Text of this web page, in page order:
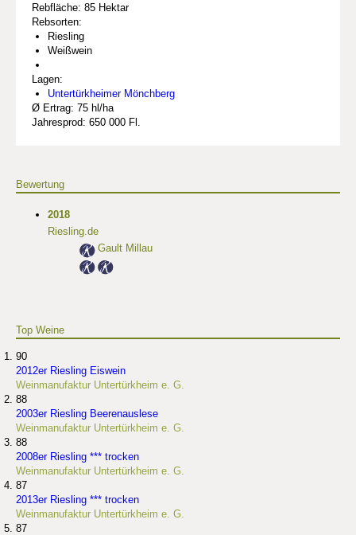
Rebfläche: 85 Hektar
Rebsorten:
Riesling
Weißwein
Lagen:
Untertürkheimer Mönchberg
Ø Ertrag: 75 hl/ha
Jahresprod: 650 000 Fl.
Bewertung
2018
Riesling.de
Gault Millau
Top Weine
90
2012er Riesling Eiswein
Weinmanufaktur Untertürkheim e. G.
88
2003er Riesling Beerenauslese
Weinmanufaktur Untertürkheim e. G.
88
2008er Riesling *** trocken
Weinmanufaktur Untertürkheim e. G.
87
2013er Riesling *** trocken
Weinmanufaktur Untertürkheim e. G.
87